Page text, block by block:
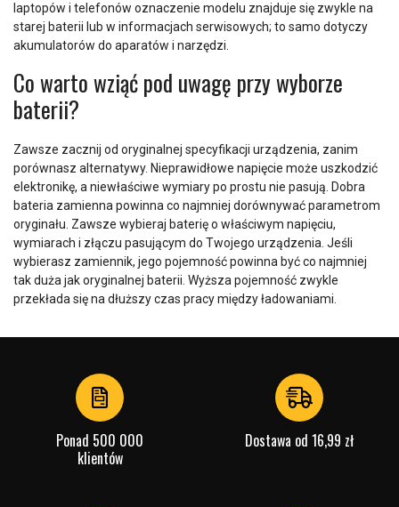
laptopów i telefonów oznaczenie modelu znajduje się zwykle na
starej baterii lub w informacjach serwisowych; to samo dotyczy
akumulatorów do aparatów i narzędzi.
Co warto wziąć pod uwagę przy wyborze
baterii?
Zawsze zacznij od oryginalnej specyfikacji urządzenia, zanim
porównasz alternatywy. Nieprawidłowe napięcie może uszkodzić
elektronikę, a niewłaściwe wymiary po prostu nie pasują. Dobra
bateria zamienna powinna co najmniej dorównywać parametrom
oryginału. Zawsze wybieraj baterię o właściwym napięciu,
wymiarach i złączu pasującym do Twojego urządzenia. Jeśli
wybierasz zamiennik, jego pojemność powinna być co najmniej
tak duża jak oryginalnej baterii. Wyższa pojemność zwykle
przekłada się na dłuższy czas pracy między ładowaniami.
Ponad 500 000
klientów
Dostawa od 16,99 zł